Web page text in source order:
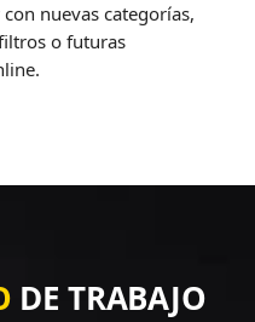
nuevas categorías,
o futuras
DE TRABAJO